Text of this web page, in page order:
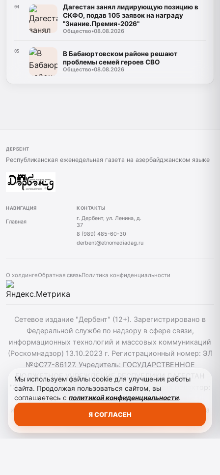
04
Дагестан занял лидирующую позицию в
СКФО, подав 105 заявок на награду
"Знание.Премия-2026"
Общество•08.08.2026
05
В Бабаюртовском районе решают
проблемы семей героев СВО
Общество•08.08.2026
ДЕРБЕНТ
Республиканская еженедельная газета на азербайджанском языке
НАВИГАЦИЯ
Главная
КОНТАКТЫ
г. Дербент, ул. Ленина, д.
37
8 (989) 485-60-30
derbent@etnomediadag.ru
О холдингеОбратная связьПолитика конфиденциальности
Сетевое издание "Дербент" (12+). Зарегистрировано в
Федеральной службе по надзору в сфере связи,
информационных технологий и массовых коммуникаций
(Роскомнадзор) 13.10.2023 г. Регистрационный номер: ЭЛ
№ФС77-86127. Учредитель: ГОСУДАРСТВЕННОЕ
БЮДЖЕТНОЕ УЧРЕЖДЕНИЕ РЕСПУБЛИКИ ДАГЕСТАН
"ЭТНОМЕДИАХОЛДИНГ "ДАГЕСТАН". Главный редактор:
Т.К. Алекперов, Телефон: 89894856030. При
использовании материалов сайта активная гиперссылка
Мы используем файлы cookie для улучшения работы
сайта. Продолжая пользоваться сайтом, вы
соглашаетесь с политикой конфиденциальности.
Я СОГЛАСЕН